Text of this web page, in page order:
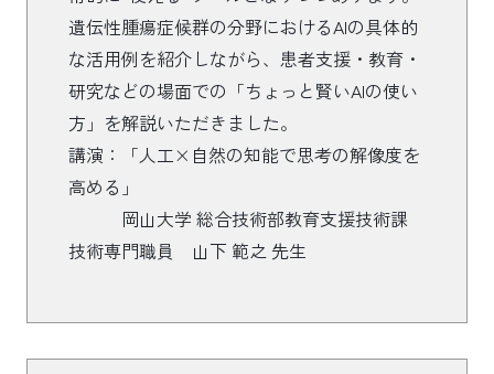
遺伝性腫瘍症候群の分野におけるAIの具体的
な活用例を紹介しながら、患者支援・教育・
研究などの場面での「ちょっと賢いAIの使い
方」を解説いただきました。
講演：「人工×自然の知能で思考の解像度を
高める」
岡山大学 総合技術部教育支援技術課
技術専門職員 山下 範之 先生